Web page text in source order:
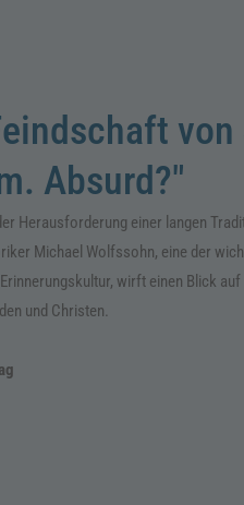
Absurd?"
Herausforderung einer langen
Michael Wolfssohn, eine der
wirft einen Blick
und Christen.